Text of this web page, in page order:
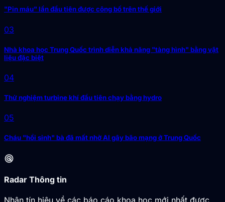
"Pin máu" lần đầu tiên được công bố trên thế giới
03
Nhà khoa học Trung Quốc trình diễn khả năng "tàng hình" bằng vật
liệu đặc biệt
04
Thử nghiệm turbine khí đầu tiên chạy bằng hydro
05
Cháu "hồi sinh" bà đã mất nhờ AI gây bão mạng ở Trung Quốc
radar
Radar Thông tin
Nhận tín hiệu về các báo cáo khoa học mới nhất được